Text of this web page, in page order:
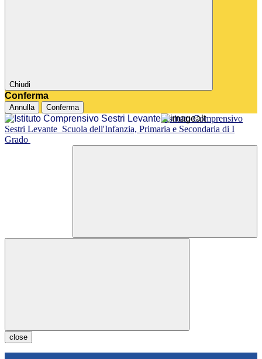
Chiudi
Conferma
Annulla Conferma
Istituto Comprensivo
Sestri Levante Scuola dell'Infanzia, Primaria e Secondaria di I
Grado
close